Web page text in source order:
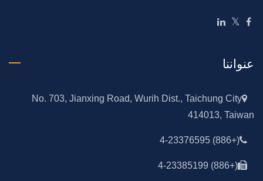
عنواننا
No. 703, Jianxing Road, Wurih Dist., Taichung City
414013, Taiwan
(+886) 4-23376595
(+886) 4-23385199